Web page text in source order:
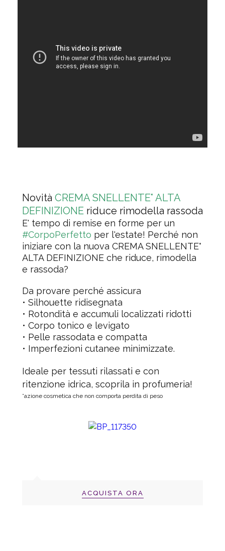
Novità CREMA SNELLENTE° ALTA
DEFINIZIONE riduce rimodella rassoda
E' tempo di remise en forme per un
#CorpoPerfetto per l'estate! Perché non
iniziare con la nuova CREMA SNELLENTE°
ALTA DEFINIZIONE che riduce, rimodella
e rassoda?
Da provare perché assicura
• Silhouette ridisegnata
• Rotondità e accumuli localizzati ridotti
• Corpo tonico e levigato
• Pelle rassodata e compatta
• Imperfezioni cutanee minimizzate.
Ideale per tessuti rilassati e con
ritenzione idrica, scoprila in profumeria!
°azione cosmetica che non comporta perdita di peso
ACQUISTA ORA